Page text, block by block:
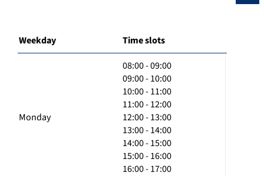
Weekday Time slots
Monday
08:00 - 09:00
09:00 - 10:00
10:00 - 11:00
11:00 - 12:00
12:00 - 13:00
13:00 - 14:00
14:00 - 15:00
15:00 - 16:00
16:00 - 17:00